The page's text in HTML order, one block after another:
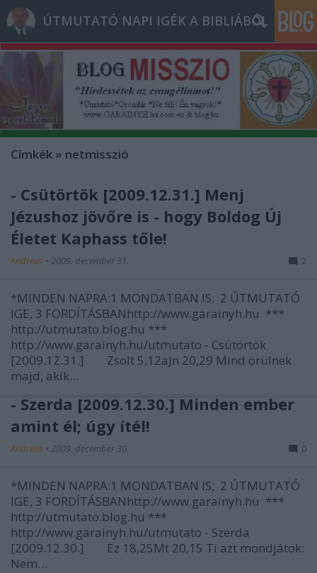
ÚTMUTATÓ NAPI IGÉK A BIBLIÁBÓL
Címkék » netmisszió
- Csütörtök [2009.12.31.] Menj
Jézushoz jövőre is - hogy Boldog Új
Életet Kaphass tőle!
Andreas • 2009. december 31. 2
*MINDEN NAPRA:1 MONDATBAN IS; 2 ÚTMUTATÓ
IGE, 3 FORDÍTÁSBANhttp://www.garainyh.hu ***
http://utmutato.blog.hu ***
http://www.garainyh.hu/utmutato - Csütörtök
[2009.12.31.] Zsolt 5,12aJn 20,29 Mind örülnek
majd, akik…
- Szerda [2009.12.30.] Minden ember
amint él; úgy ítél!
Andreas • 2009. december 30. 0
*MINDEN NAPRA:1 MONDATBAN IS; 2 ÚTMUTATÓ
IGE, 3 FORDÍTÁSBANhttp://www.garainyh.hu ***
http://utmutato.blog.hu ***
http://www.garainyh.hu/utmutato - Szerda
[2009.12.30.] Ez 18,25Mt 20,15 Ti azt mondjátok:
Nem…